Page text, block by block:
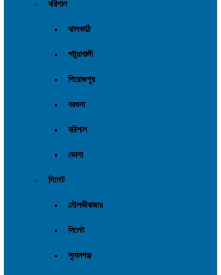
বরিশাল
ঝালকাঠি
পটুয়াখালী
পিরোজপুর
বরগুনা
বরিশাল
ভোলা
সিলেট
মৌলভীবাজার
সিলেট
সুনামগঞ্জ